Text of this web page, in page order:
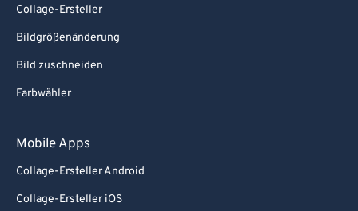
Collage-Ersteller
Bildgrößenänderung
Bild zuschneiden
Farbwähler
Mobile Apps
Collage-Ersteller Android
Collage-Ersteller iOS